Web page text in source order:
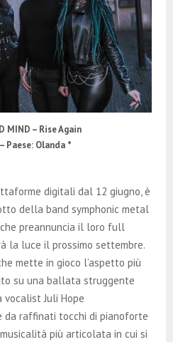
MIND – Rise Again
Paese: Olanda *
digitali dal 12 giugno, è
della band symphonic metal
preannuncia il loro full
la luce il prossimo settembre.
mette in gioco l’aspetto più
su una ballata struggente
Juli Hope
da raffinati tocchi di pianoforte
più articolata in cui si